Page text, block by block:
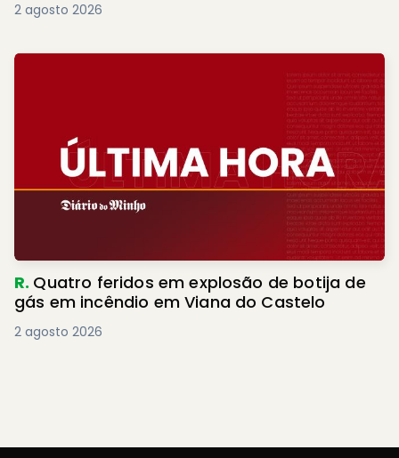
2 agosto 2026
R. Quatro feridos em explosão de botija de
gás em incêndio em Viana do Castelo
2 agosto 2026